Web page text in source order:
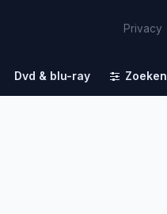
Privacy
Dvd & blu-ray Zoeken